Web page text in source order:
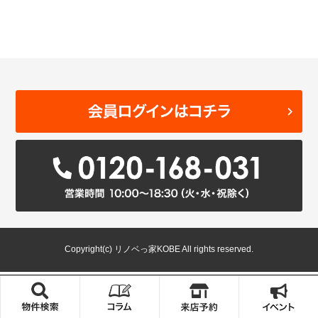
Copyright(c) リノベっ家KOBE All rights reserved.